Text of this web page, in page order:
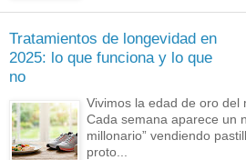
Tratamientos de longevidad en
2025: lo que funciona y lo que
no
Vivimos la edad de oro del
Cada semana aparece un
millonario” vendiendo
proto...